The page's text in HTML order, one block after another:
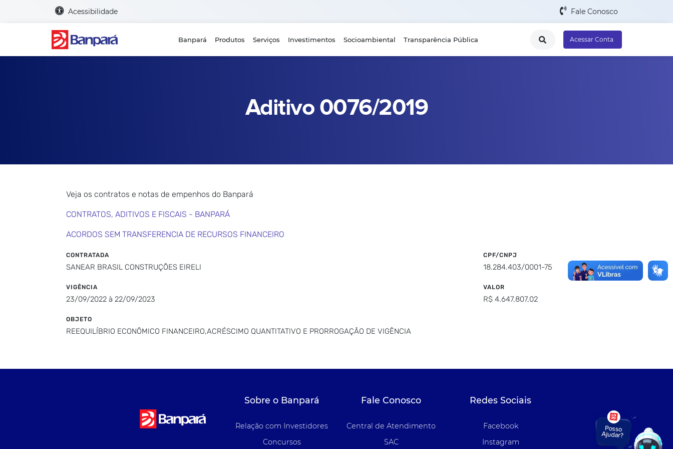
Acessibilidade Fale Conosco
Banpará Produtos Serviços Investimentos Socioambiental Transparência Pública Acessar Conta
Aditivo 0076/2019
Veja os contratos e notas de empenhos do Banpará
CONTRATOS, ADITIVOS E FISCAIS - BANPARÁ
ACORDOS SEM TRANSFERENCIA DE RECURSOS FINANCEIRO
CONTRATADA
SANEAR BRASIL CONSTRUÇÕES EIRELI
CPF/CNPJ
18.284.403/0001-75
VIGÊNCIA
23/09/2022 à 22/09/2023
VALOR
R$ 4.647.807,02
OBJETO
REEQUILÍBRIO ECONÔMICO FINANCEIRO,ACRÉSCIMO QUANTITATIVO E PRORROGAÇÃO DE VIGÊNCIA
Sobre o Banpará
Relação com Investidores
Concursos
Fale Conosco
Central de Atendimento
SAC
Redes Sociais
Facebook
Instagram